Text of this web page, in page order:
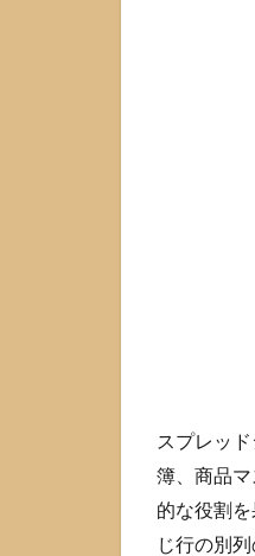
の基本の
書き方テ
2.1
スプレッ
簿、商品
的な役割
じ行の別